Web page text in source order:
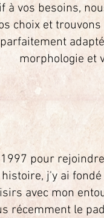
à vos besoins,
choix et
parfaitement
morphologie et
pour
j'y ai
avec mon
récemment le